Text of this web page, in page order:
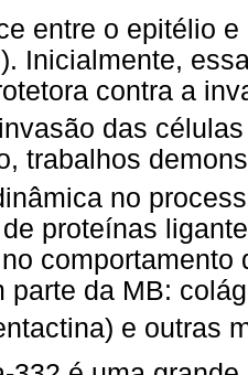
entre o epitélio
Inicialmente,
contra a
das
trabalhos
no
proteínas
comportamento
parte da MB:
e outras